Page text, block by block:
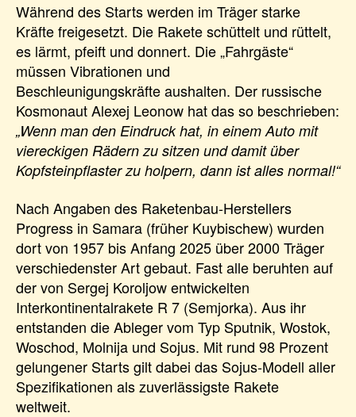
Während des Starts werden im Träger starke
Kräfte freigesetzt. Die Rakete schüttelt und rüttelt,
es lärmt, pfeift und donnert. Die „Fahrgäste“
müssen Vibrationen und
Beschleunigungskräfte aushalten. Der russische
Kosmonaut Alexej Leonow hat das so beschrieben:
„Wenn man den Eindruck hat, in einem Auto mit
viereckigen Rädern zu sitzen und damit über
Kopfsteinpflaster zu holpern, dann ist alles normal!“
Nach Angaben des Raketenbau-Herstellers
Progress in Samara (früher Kuybischew) wurden
dort von 1957 bis Anfang 2025 über 2000 Träger
verschiedenster Art gebaut. Fast alle beruhten auf
der von Sergej Koroljow entwickelten
Interkontinentalrakete R 7 (Semjorka). Aus ihr
entstanden die Ableger vom Typ Sputnik, Wostok,
Woschod, Molnija und Sojus. Mit rund 98 Prozent
gelungener Starts gilt dabei das Sojus-Modell aller
Spezifikationen als zuverlässigste Rakete
weltweit.